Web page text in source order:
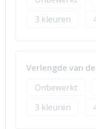
3
Verlengde van
Onbewerkt
3